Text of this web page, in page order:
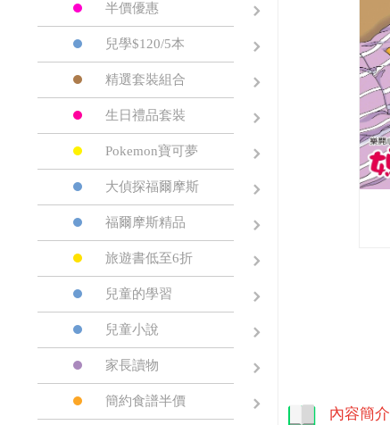
半價優惠
兒學$120/5本
精選套裝組合
生日禮品套裝
Pokemon寶可夢
大偵探福爾摩斯
福爾摩斯精品
旅遊書低至6折
兒童的學習
兒童小說
家長讀物
簡約食譜半價
內容簡介